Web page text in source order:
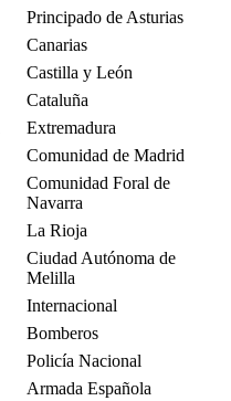
Principado de Asturias
Canarias
Castilla y León
Cataluña
Extremadura
Comunidad de Madrid
Comunidad Foral de
Navarra
La Rioja
Ciudad Autónoma de
Melilla
Internacional
Bomberos
Policía Nacional
Armada Española